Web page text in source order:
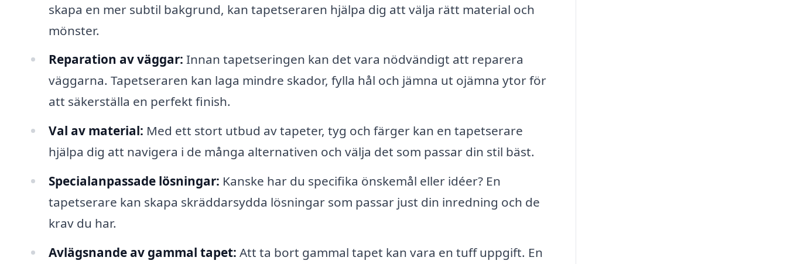
skapa en mer subtil bakgrund, kan tapetseraren hjälpa dig att välja rätt material och
mönster.
Reparation av väggar: Innan tapetseringen kan det vara nödvändigt att reparera
väggarna. Tapetseraren kan laga mindre skador, fylla hål och jämna ut ojämna ytor för
att säkerställa en perfekt finish.
Val av material: Med ett stort utbud av tapeter, tyg och färger kan en tapetserare
hjälpa dig att navigera i de många alternativen och välja det som passar din stil bäst.
Specialanpassade lösningar: Kanske har du specifika önskemål eller idéer? En
tapetserare kan skapa skräddarsydda lösningar som passar just din inredning och de
krav du har.
Avlägsnande av gammal tapet: Att ta bort gammal tapet kan vara en tuff uppgift. En